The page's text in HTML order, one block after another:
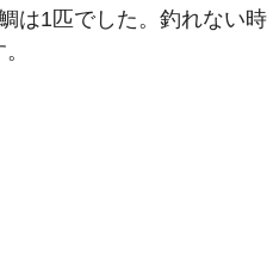
は1匹でした。釣れない